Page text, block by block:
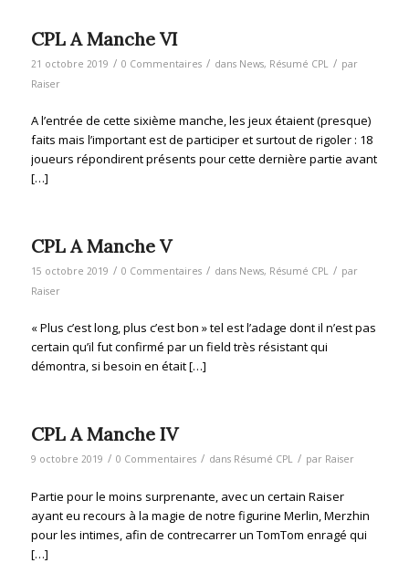
CPL A Manche VI
21 octobre 2019 / 0 Commentaires / dans News, Résumé CPL / par
Raiser
A l’entrée de cette sixième manche, les jeux étaient (presque)
faits mais l’important est de participer et surtout de rigoler : 18
joueurs répondirent présents pour cette dernière partie avant
[…]
CPL A Manche V
15 octobre 2019 / 0 Commentaires / dans News, Résumé CPL / par
Raiser
« Plus c’est long, plus c’est bon » tel est l’adage dont il n’est pas
certain qu’il fut confirmé par un field très résistant qui
démontra, si besoin en était […]
CPL A Manche IV
9 octobre 2019 / 0 Commentaires / dans Résumé CPL / par Raiser
Partie pour le moins surprenante, avec un certain Raiser
ayant eu recours à la magie de notre figurine Merlin, Merzhin
pour les intimes, afin de contrecarrer un TomTom enragé qui
[…]